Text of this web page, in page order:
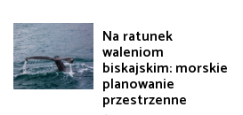
Na ratunek
waleniom
biskajskim: morskie
planowanie
przestrzenne